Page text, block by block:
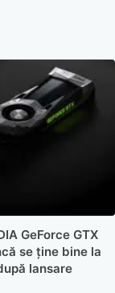
GeForce GTX
se ține bine la
lansare